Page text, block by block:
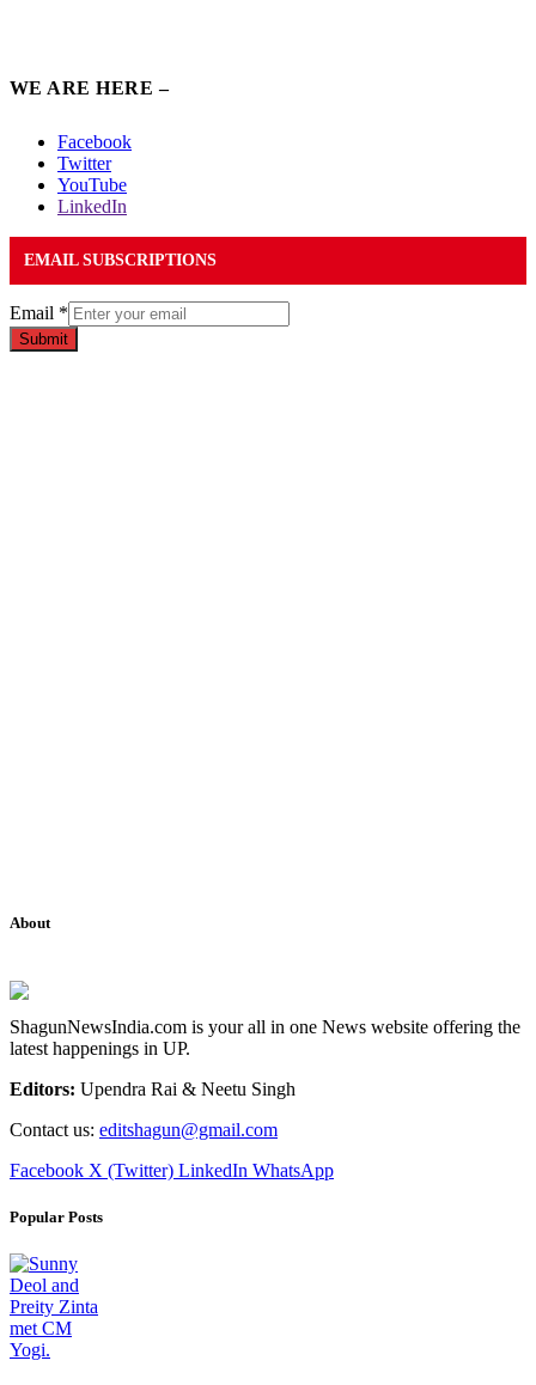
WE ARE HERE –
Facebook
Twitter
YouTube
LinkedIn
EMAIL SUBSCRIPTIONS
Email *
Submit
About
ShagunNewsIndia.com is your all in one News website offering the
latest happenings in UP.
Editors: Upendra Rai & Neetu Singh
Contact us: editshagun@gmail.com
Facebook X (Twitter) LinkedIn WhatsApp
Popular Posts